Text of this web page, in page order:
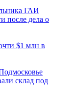
ГАИ
после дела о
$1 млн в
склад под